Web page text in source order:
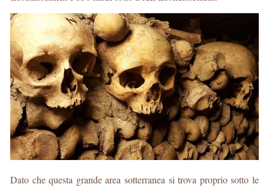
Dato che questa grande area sotterranea si trova proprio sotto le